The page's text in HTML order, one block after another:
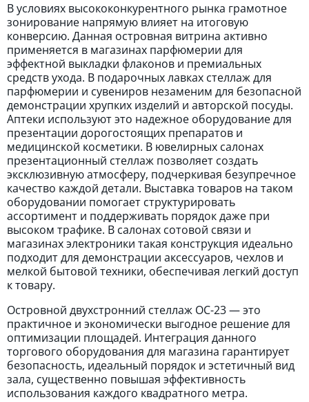
В условиях высококонкурентного рынка грамотное
зонирование напрямую влияет на итоговую
конверсию. Данная островная витрина активно
применяется в магазинах парфюмерии для
эффектной выкладки флаконов и премиальных
средств ухода. В подарочных лавках стеллаж для
парфюмерии и сувениров незаменим для безопасной
демонстрации хрупких изделий и авторской посуды.
Аптеки используют это надежное оборудование для
презентации дорогостоящих препаратов и
медицинской косметики. В ювелирных салонах
презентационный стеллаж позволяет создать
эксклюзивную атмосферу, подчеркивая безупречное
качество каждой детали. Выставка товаров на таком
оборудовании помогает структурировать
ассортимент и поддерживать порядок даже при
высоком трафике. В салонах сотовой связи и
магазинах электроники такая конструкция идеально
подходит для демонстрации аксессуаров, чехлов и
мелкой бытовой техники, обеспечивая легкий доступ
к товару.
Островной двухстронний стеллаж ОС-23 — это
практичное и экономически выгодное решение для
оптимизации площадей. Интеграция данного
торгового оборудования для магазина гарантирует
безопасность, идеальный порядок и эстетичный вид
зала, существенно повышая эффективность
использования каждого квадратного метра.